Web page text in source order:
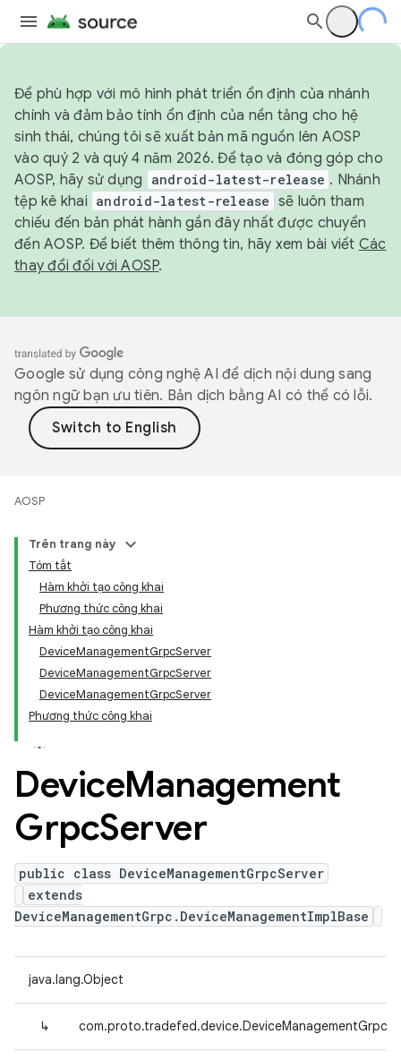
Để phù hợp với mô hình phát triển ổn định của nhánh
chính và đảm bảo tính ổn định của nền tảng cho hệ
sinh thái, chúng tôi sẽ xuất bản mã nguồn lên AOSP
vào quý 2 và quý 4 năm 2026. Để tạo và đóng góp cho
AOSP, hãy sử dụng
android-latest-release . Nhánh
tệp kê khai android-latest-release sẽ luôn tham
chiếu đến bản phát hành gần đây nhất được chuyển
đến AOSP. Để biết thêm thông tin, hãy xem bài viết Các
thay đổi đối với AOSP.
Google sử dụng công nghệ AI để dịch nội dung sang
ngôn ngữ bạn ưu tiên. Bản dịch bằng AI có thể có lỗi.
AOSP
Trên trang này
Tóm tắt
Hàm khởi tạo công khai
Phương thức công khai
Hàm khởi tạo công khai
DeviceManagementGrpcServer
DeviceManagementGrpcServer
DeviceManagementGrpcServer
Phương thức công khai
DeviceManagement
GrpcServer
public class DeviceManagementGrpcServer
extends
DeviceManagementGrpc.DeviceManagementImplBase
java.lang.Object
↳